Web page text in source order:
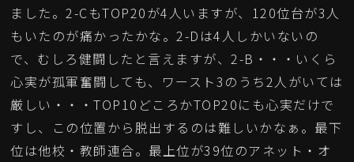
ました。2-CもTOP20が4人いますが、120位台が3人
もいたのが痛かったかな。2-Dは4人しかいないの
で、むしろ健闘したと言えますが、2-B・・・いくら
心実が孤軍奮闘しても、ワースト3のうち2人がいては
厳しい・・・TOP10どころかTOP20にも心実だけで
すし、この位置から脱出するのは難しいかなぁ。最下
位は他校・教師連合。最上位が39位のアネット・オ